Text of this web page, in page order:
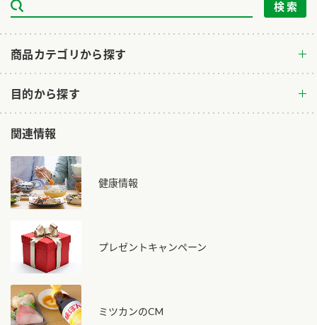
商品カテゴリから探す
目的から探す
関連情報
健康情報
プレゼントキャンペーン
ミツカンのCM